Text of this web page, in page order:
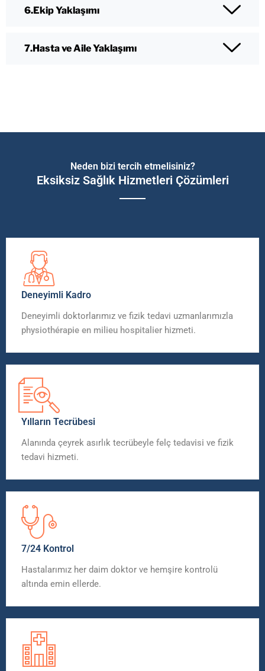
Ekip Yaklaşımı
Hasta ve Aile Yaklaşımı
Neden bizi tercih etmelisiniz?
Eksiksiz Sağlık Hizmetleri Çözümleri
Deneyimli Kadro
Deneyimli doktorlarımız ve fizik tedavi uzmanlarımızla
physiothérapie en milieu hospitalier hizmeti.
Yılların Tecrübesi
Alanında çeyrek asırlık tecrübeyle felç tedavisi ve fizik
tedavi hizmeti.
7/24 Kontrol
Hastalarımız her daim doktor ve hemşire kontrolü
altında emin ellerde.